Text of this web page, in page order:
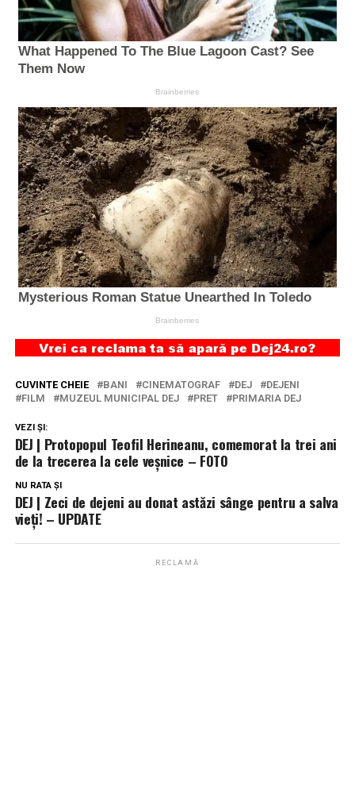
CUVINTE CHEIE BANI CINEMATOGRAF DEJ
DEJENI
FILM
MUZEUL MUNICIPAL DEJ PRET PRIMARIA DEJ
VEZI ȘI:
DEJ | Protopopul Teofil Herineanu, comemorat la trei ani
de la trecerea la cele veșnice – FOTO
NU RATA ȘI
DEJ | Zeci de dejeni au donat astăzi sânge pentru a salva
vieți! – UPDATE
RECLAMĂ